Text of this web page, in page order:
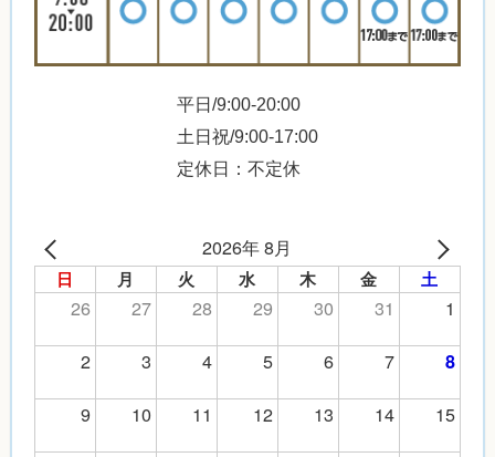
平日/9:00-20:00
土日祝/9:00-17:00
定休日：不定休
2026年 8月
日 月 火 水 木 金 土
26 27 28 29 30 31
1
2
3 4 5 6 7 8
9 10 11 12 13 14
15